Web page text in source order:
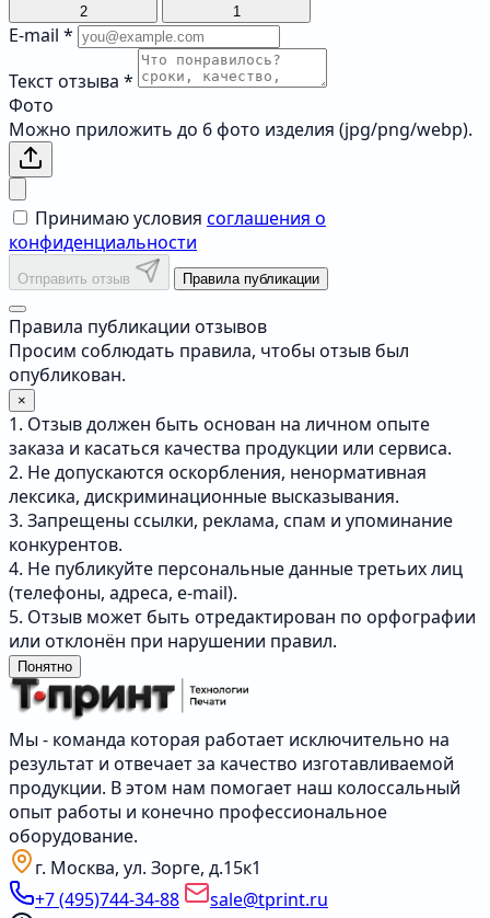
2 1
E-mail *
Текст отзыва *
Фото
Можно приложить до 6 фото изделия (jpg/png/webp).
Принимаю условия соглашения о
конфиденциальности
Отправить отзыв Правила публикации
Правила публикации отзывов
Просим соблюдать правила, чтобы отзыв был
опубликован.
×
1. Отзыв должен быть основан на личном опыте
заказа и касаться качества продукции или сервиса.
2. Не допускаются оскорбления, ненормативная
лексика, дискриминационные высказывания.
3. Запрещены ссылки, реклама, спам и упоминание
конкурентов.
4. Не публикуйте персональные данные третьих лиц
(телефоны, адреса, e-mail).
5. Отзыв может быть отредактирован по орфографии
или отклонён при нарушении правил.
Понятно
Мы - команда которая работает исключительно на
результат и отвечает за качество изготавливаемой
продукции. В этом нам помогает наш колоссальный
опыт работы и конечно профессиональное
оборудование.
г. Москва, ул. Зорге, д.15к1
+7 (495)744-34-88
sale@tprint.ru